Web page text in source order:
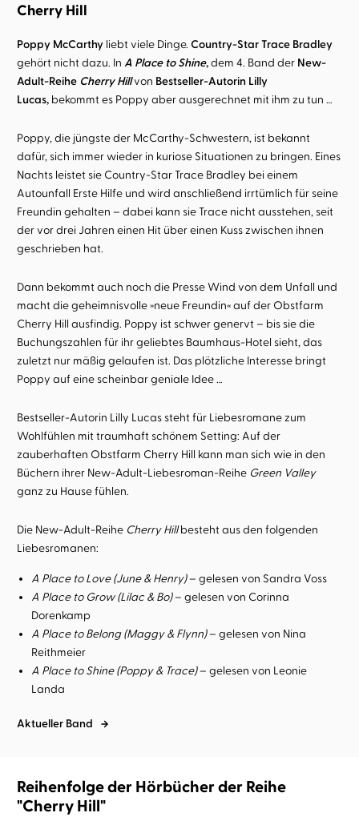
Cherry Hill
Poppy McCarthyliebt viele Dinge. Country-Star Trace Bradley
gehört nicht dazu. In A Place to Shine,dem 4. Band der New-
Adult-Reihe Cherry Hillvon Bestseller-Autorin Lilly
Lucas, bekommt es Poppy aber ausgerechnet mit ihm zu tun …
Poppy, die jüngste der McCarthy-Schwestern, ist bekannt
dafür, sich immer wieder in kuriose Situationen zu bringen. Eines
Nachts leistet sie Country-Star Trace Bradley bei einem
Autounfall Erste Hilfe und wird anschließend irrtümlich für seine
Freundin gehalten – dabei kann sie Trace nicht ausstehen, seit
der vor drei Jahren einen Hit über einen Kuss zwischen ihnen
geschrieben hat.
Dann bekommt auch noch die Presse Wind von dem Unfall und
macht die geheimnisvolle »neue Freundin« auf der Obstfarm
Cherry Hill ausfindig. Poppy ist schwer genervt – bis sie die
Buchungszahlen für ihr geliebtes Baumhaus-Hotel sieht, das
zuletzt nur mäßig gelaufen ist. Das plötzliche Interesse bringt
Poppy auf eine scheinbar geniale Idee …
Bestseller-Autorin Lilly Lucas steht für Liebesromane zum
Wohlfühlen mit traumhaft schönem Setting: Auf der
zauberhaften Obstfarm Cherry Hill kann man sich wie in den
Büchern ihrer New-Adult-Liebesroman-Reihe Green Valley
ganz zu Hause fühlen.
Die New-Adult-Reihe Cherry Hillbesteht aus den folgenden
Liebesromanen:
A Place to Love (June & Henry)– gelesen von Sandra Voss
A Place to Grow (Lilac & Bo)– gelesen von Corinna
Dorenkamp
A Place to Belong (Maggy & Flynn)– gelesen von Nina
Reithmeier
A Place to Shine (Poppy & Trace)– gelesen von Leonie
Landa
Aktueller Band
Reihenfolge der Hörbücher der Reihe
"Cherry Hill"